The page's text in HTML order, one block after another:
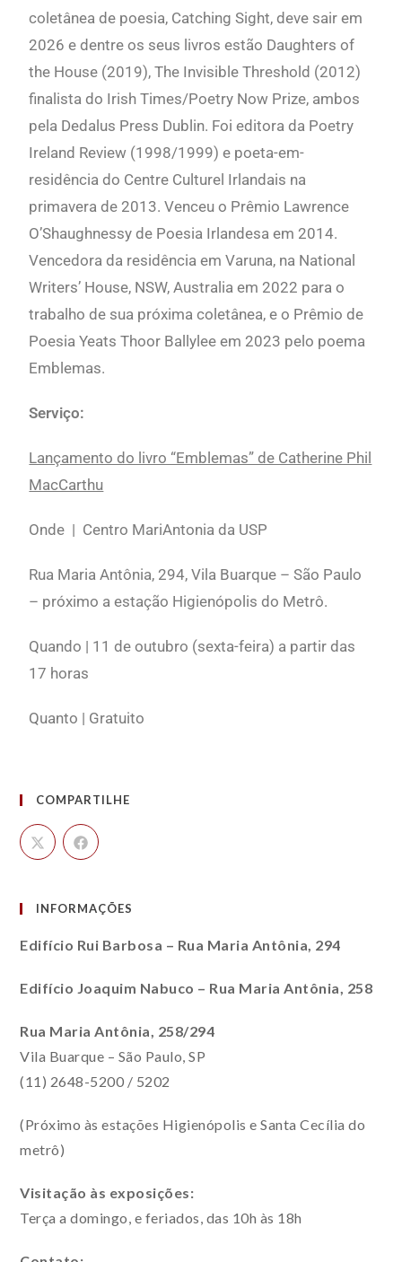
coletânea de poesia, Catching Sight, deve sair em
2026 e dentre os seus livros estão Daughters of
the House (2019), The Invisible Threshold (2012)
finalista do Irish Times/Poetry Now Prize, ambos
pela Dedalus Press Dublin. Foi editora da Poetry
Ireland Review (1998/1999) e poeta-em-
residência do Centre Culturel Irlandais na
primavera de 2013. Venceu o Prêmio Lawrence
O’Shaughnessy de Poesia Irlandesa em 2014.
Vencedora da residência em Varuna, na National
Writers’ House, NSW, Australia em 2022 para o
trabalho de sua próxima coletânea, e o Prêmio de
Poesia Yeats Thoor Ballylee em 2023 pelo poema
Emblemas.
Serviço:
Lançamento do livro “Emblemas” de Catherine Phil
MacCarthu
Onde | Centro MariAntonia da USP
Rua Maria Antônia, 294, Vila Buarque – São Paulo
– próximo a estação Higienópolis do Metrô.
Quando | 11 de outubro (sexta-feira) a partir das
17 horas
Quanto | Gratuito
COMPARTILHE
INFORMAÇÕES
Edifício Rui Barbosa – Rua Maria Antônia, 294
Edifício Joaquim Nabuco – Rua Maria Antônia, 258
Rua Maria Antônia, 258/294
Vila Buarque – São Paulo, SP
(11) 2648-5200 / 5202
(Próximo às estações Higienópolis e Santa Cecília do
metrô)
Visitação às exposições:
Terça a domingo, e feriados, das 10h às 18h